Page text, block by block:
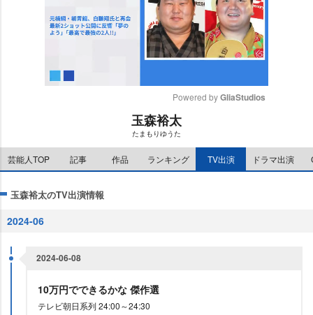
e
Powered by GliaStudios
玉森裕太
たまもりゆうた
芸能人TOP 記事 作品 ランキング TV出演 ドラマ出演
玉森裕太のTV出演情報
2024-06
2024-06-08
10万円でできるかな 傑作選
テレビ朝日系列 24:00～24:30